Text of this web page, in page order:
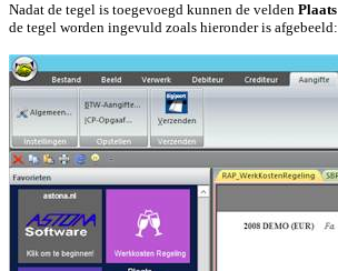
Nadat de tegel is toegevoegd kunnen de velden Plaats
de tegel worden ingevuld zoals hieronder is afgebeeld: